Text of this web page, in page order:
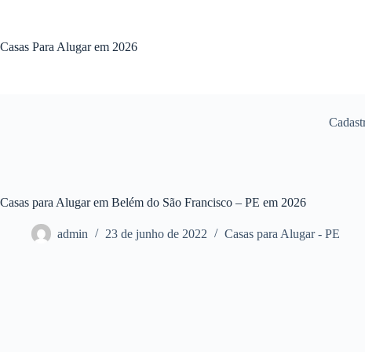
conteúdo
Casas Para Alugar em 2026
Casas para Alugar em Belém do São Francisco – PE em 2026
admin 23 de junho de 2022 Casas para Alugar - PE